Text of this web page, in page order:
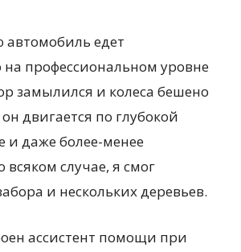
едет
на профессиональном уровне
замылился и колеса бешено
двигается по глубокой
и даже более-менее
всяком случае, я смог
и нескольких деревьев.
ассистент помощи при